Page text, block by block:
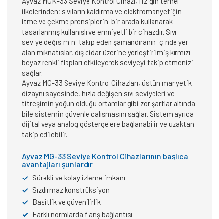
ilkelerinden; sıvıların kaldırma ve elektromanyetiğin
itme ve çekme prensiplerini bir arada kullanarak
tasarlanmış kullanışlı ve emniyetli bir cihazdır. Sıvı
seviye değişimini takip eden şamandıranın içinde yer
alan mıknatıslar, dış cidar üzerine yerleştirilmiş kırmızı-
beyaz renkli flapları etkileyerek seviyeyi takip etmenizi
sağlar.
Ayvaz MG-33 Seviye Kontrol Cihazları, üstün manyetik
dizaynı sayesinde, hızla değişen sıvı seviyeleri ve
titreşimin yoğun olduğu ortamlar gibi zor şartlar altında
bile sistemin güvenle çalışmasını sağlar. Sistem ayrıca
dijital veya analog göstergelere bağlanabilir ve uzaktan
takip edilebilir.
Ayvaz MG-33 Seviye Kontrol Cihazlarının başlıca
avantajları şunlardır
✓ Sürekli ve kolay izleme imkanı
✓ Sızdırmaz konstrüksiyon
✓ Basitlik ve güvenilirlik
✓ Farklı normlarda flanş bağlantısı